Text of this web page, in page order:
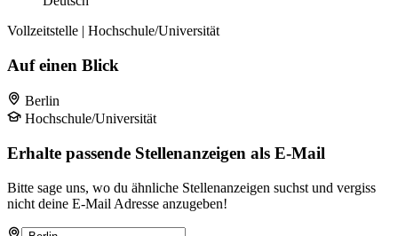
Vollzeitstelle | Hochschule/Universität
Auf einen Blick
Berlin
Hochschule/Universität
Erhalte passende Stellenanzeigen als E-Mail
Bitte sage uns, wo du ähnliche Stellenanzeigen suchst und vergiss
nicht deine E-Mail Adresse anzugeben!